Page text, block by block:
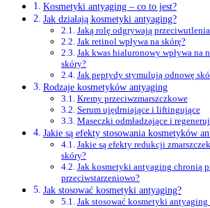
Kosmetyki antyaging – co to jest?
Jak działają kosmetyki antyaging?
Jaką rolę odgrywają
Jak retinol wpływa na skórę?
Jak kwas hialuronowy wpływa na
skóry?
Jak peptydy stymulują odnowę
Rodzaje kosmetyków antyaging
Kremy przeciwzmarszczkowe
Serum ujędrniające i liftingujące
Maseczki odmładzające i
Jakie są efekty stosowania kosmetyków
Jakie są efekty redukcji
skóry?
Jak kosmetyki antyaging chronią
przeciwstarzeniowo?
Jak stosować kosmetyki antyaging?
Jak stosować kosmetyki